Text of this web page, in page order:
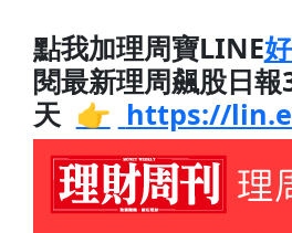
點我加理周寶LINE
閱最新理周飆股日報
天 👉 https://